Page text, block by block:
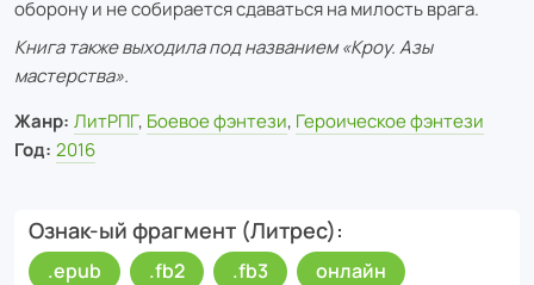
оборону и не собирается сдаваться на милость врага.
Книга также выходила под названием «Кроу. Азы
мастерства».
Жанр: ЛитРПГ, Боевое фэнтези, Героическое фэнтези
Год: 2016
Ознак-ый фрагмент (Литрес)
.epub .fb2 .fb3 онлайн